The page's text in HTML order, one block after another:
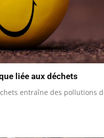
liée aux déchets
entraîne des pollutions